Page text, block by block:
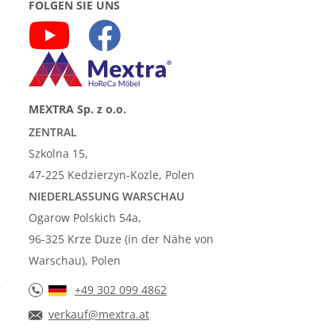
FOLGEN SIE UNS
MEXTRA Sp. z o.o.
ZENTRAL
Szkolna 15,
47-225 Kedzierzyn-Kozle, Polen
NIEDERLASSUNG WARSCHAU
Ogarow Polskich 54a,
96-325 Krze Duze (in der Nähe von
Warschau), Polen
+49 302 099 4862
verkauf@mextra.at